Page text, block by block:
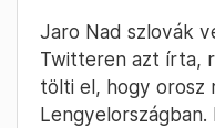
Jaro Nad szlovák
Twitteren azt írta,
tölti el, hogy orosz